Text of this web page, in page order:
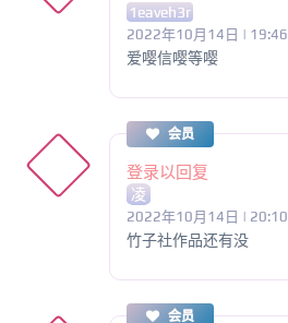
1eaveh3r
2022年10月14日 | 19:46
爱嘤信嘤等嘤
会员
登录以回复
凌
2022年10月14日 | 20:10
竹子社作品还有没
会员